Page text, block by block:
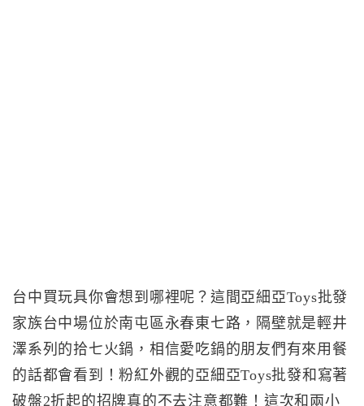
台中買玩具你會想到哪裡呢？這間亞細亞Toys批發
家族台中場位於南屯區永春東七路，隔壁就是輕井
澤系列的拾七火鍋，相信愛吃鍋的朋友們有來用餐
的話都會看到！粉紅外觀的亞細亞Toys批發和寫著
破盤2折起的招牌真的不去注意都難！這次和兩小